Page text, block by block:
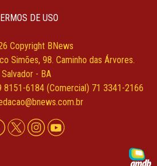
DE USO
Copyright BNews
Simões, 98. Caminho das Árvores.
Salvador - BA
8151-6184 (Comercial) 71 3341-2166